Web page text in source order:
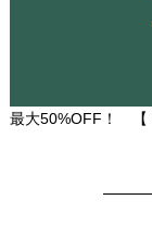
最大50%OFF！ 【